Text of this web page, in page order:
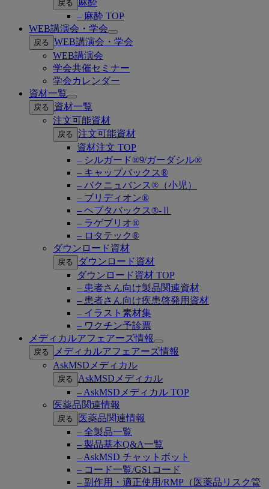
戻る
麻酔
– 麻酔 TOP
WEB講演会・学会
Open
submenu
戻る WEB講演会・学会
WEB講演会
学会共催セミナー
学会カレンダー
資材一覧
Open
submenu
戻る
資材一覧
注文可能資材
戻る 注文可能資材
資材注文 TOP
– シルガード®9/ガーダシル®
– キャップバックス®
– バクニュバンス®（小児）
– ブリディオン®
– ヘプタバックス®-Ⅱ
– ラゲブリオ®
– ロタテック®
ダウンロード資材
戻る
ダウンロード資材
ダウンロード資材 TOP
– 患者さん向け製品関連資材
– 患者さん向け疾患啓発用資材
– イラスト素材集
– ワクチン予診票
メディカルアフェアーズ情報
Open
submenu
戻る
メディカルアフェアーズ情報
AskMSDメディカル
戻る
AskMSDメディカル
– AskMSDメディカル TOP
医薬品関連情報
戻る
医薬品関連情報
– 全製品一覧
– 製品基本Q&A一覧
– AskMSD チャットボット
– コード一覧/GS1コード
– 副作用・適正使用/RMP（医薬品リスク管